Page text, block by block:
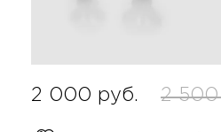
2 000 руб. 2 500